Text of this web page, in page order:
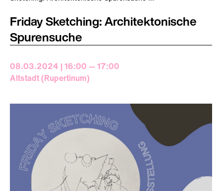
Friday Sketching: Architektonische
Spurensuche
08.03.2024 | 16:00 — 17:00
Altstadt (Rupertinum)